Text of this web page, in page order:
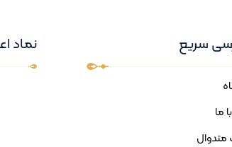
سریع
ما
متدوال
نماد